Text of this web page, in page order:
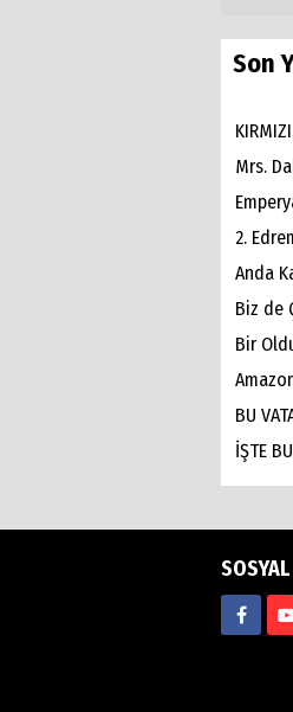
Son
Mrs.
2.
Anda
Biz de
Bir
BU
İŞTE